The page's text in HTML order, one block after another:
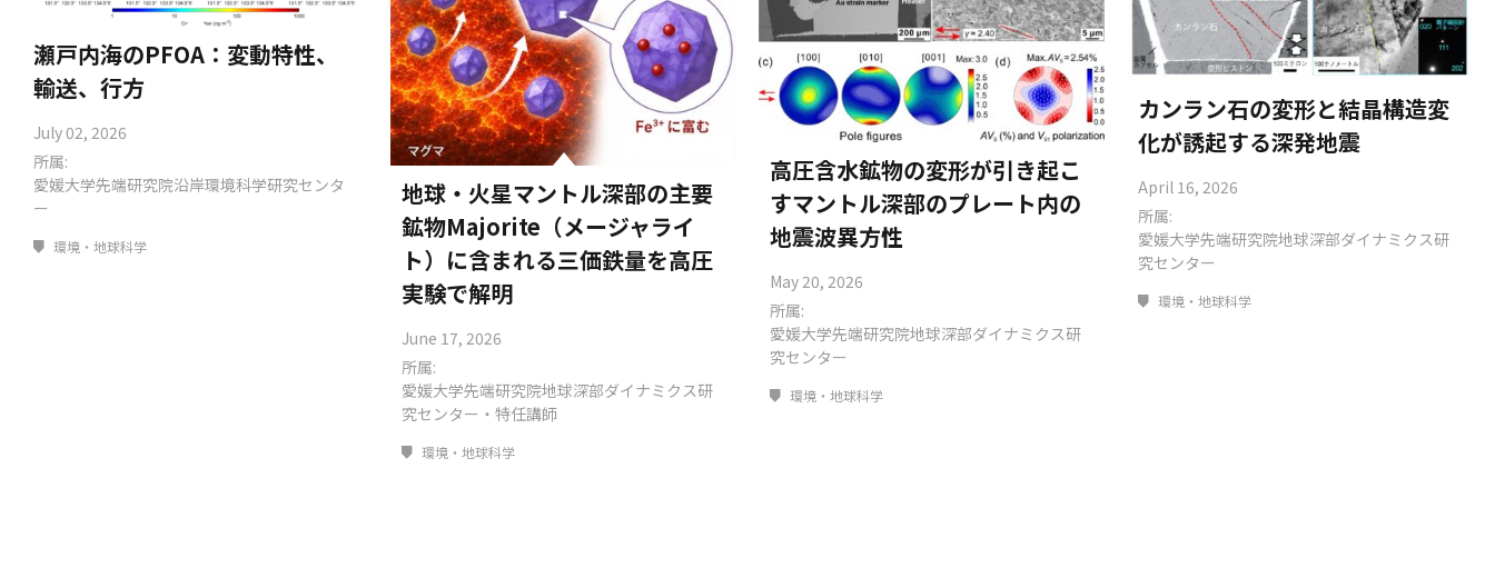
瀬戸内海のPFOA：変動特性、
輸送、行方
July 02, 2026
所属:
愛媛大学先端研究院沿岸環境科学研究センタ
ー
環境・地球科学
地球・火星マントル深部の主要
鉱物Majorite（メージャライ
ト）に含まれる三価鉄量を高圧
実験で解明
June 17, 2026
所属:
愛媛大学先端研究院地球深部ダイナミクス研
究センター・特任講師
環境・地球科学
高圧含水鉱物の変形が引き起こ
すマントル深部のプレート内の
地震波異方性
May 20, 2026
所属:
愛媛大学先端研究院地球深部ダイナミクス研
究センター
環境・地球科学
カンラン石の変形と結晶構造変
化が誘起する深発地震
April 16, 2026
所属:
愛媛大学先端研究院地球深部ダイナミクス研
究センター
環境・地球科学